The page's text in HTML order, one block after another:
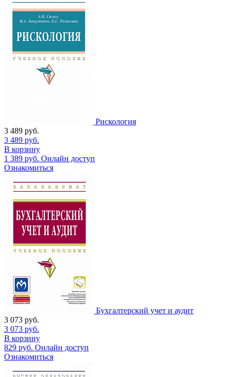
Рискология
3 489 руб.
3 489 руб.
В корзину
1 389 руб. Онлайн доступ
Ознакомиться
Бухгалтерский учет и аудит
3 073 руб.
3 073 руб.
В корзину
829 руб. Онлайн доступ
Ознакомиться